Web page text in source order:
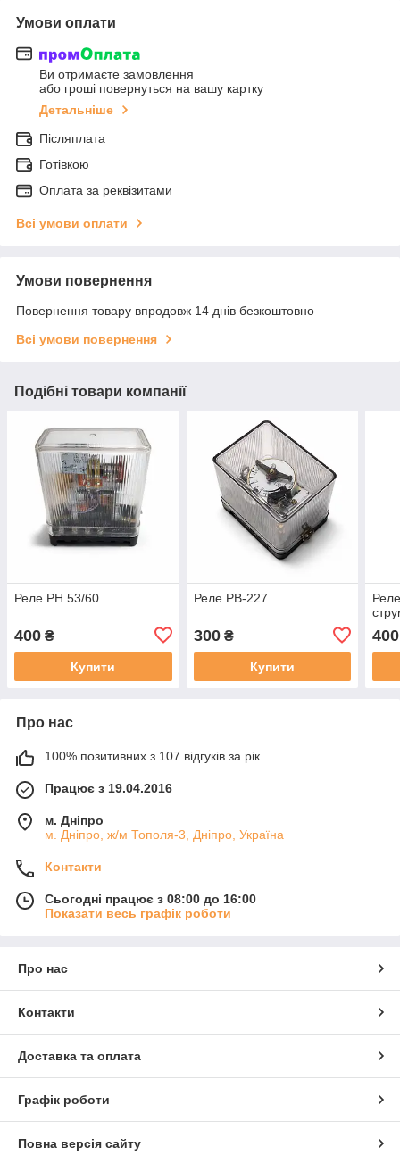
Умови оплати
Ви отримаєте замовлення
або гроші повернуться на вашу картку
Детальніше
Післяплата
Готівкою
Оплата за реквізитами
Всі умови оплати
Умови повернення
Повернення товару впродовж 14 днів безкоштовно
Всі умови повернення
Подібні товари компанії
Реле РН 53/60
400 ₴
Купити
Реле РВ-227
300₴
Купити
400
Про нас
100% позитивних з 107 відгуків за рік
Працює з 19.04.2016
м. Дніпро
м. Дніпро, ж/м Тополя-3, Дніпро, Україна
Контакти
Сьогодні працює з 08:00 до 16:00
Показати весь графік роботи
Про нас
Контакти
Доставка та оплата
Графік роботи
Повна версія сайту